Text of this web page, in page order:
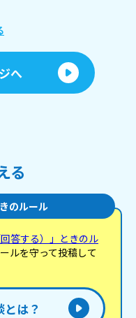
へ
る
のルール
答する）」ときのル
ルを守って投稿して
は？